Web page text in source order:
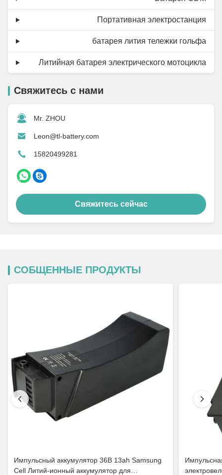
Портативная электростанция
батарея лития тележки гольфа
Литийная батарея электрического мотоцикла
Свяжитесь с нами
Mr. ZHOU
Leon@tl-battery.com
15820499281
Свяжитесь сейчас
СОБЩЕННЫЕ ПРОДУКТЫ
Импульсный аккумулятор 36В 13ah Samsung
Cell Литий-ионный аккумулятор для